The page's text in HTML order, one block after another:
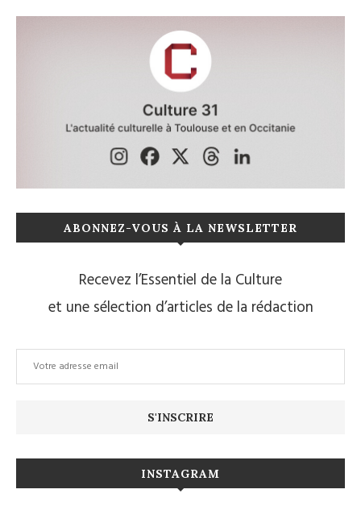
ABONNEZ-VOUS À LA NEWSLETTER
Recevez l’Essentiel de la Culture
et une sélection d’articles de la rédaction
INSTAGRAM